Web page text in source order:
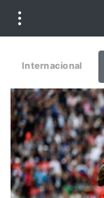
Internacional